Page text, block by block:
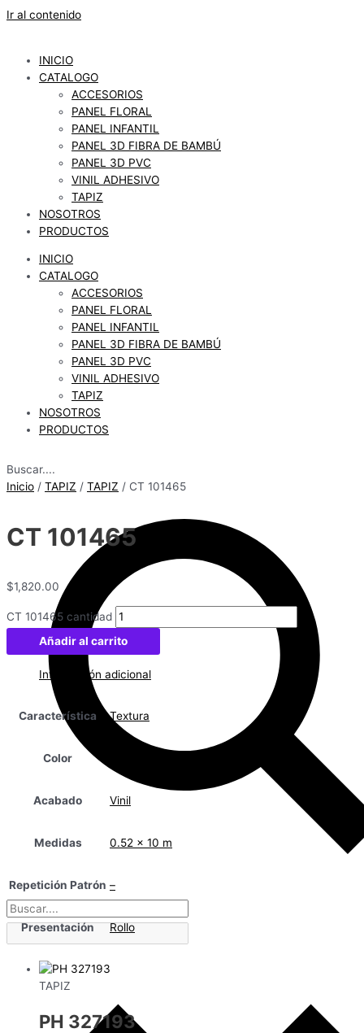
Ir al contenido
INICIO
CATALOGO
ACCESORIOS
PANEL FLORAL
PANEL INFANTIL
PANEL 3D FIBRA DE BAMBÚ
PANEL 3D PVC
VINIL ADHESIVO
TAPIZ
NOSOTROS
PRODUCTOS
INICIO
CATALOGO
ACCESORIOS
PANEL FLORAL
PANEL INFANTIL
PANEL 3D FIBRA DE BAMBÚ
PANEL 3D PVC
VINIL ADHESIVO
TAPIZ
NOSOTROS
PRODUCTOS
Buscar....
Inicio / TAPIZ / TAPIZ / CT 101465
CT 101465
$1,820.00
CT 101465 cantidad
Añadir al carrito
Información adicional
Característica Textura
Color
Acabado Vinil
Medidas 0.52 x 10 m
Repetición Patrón –
Presentación Rollo
TAPIZ
PH 327193